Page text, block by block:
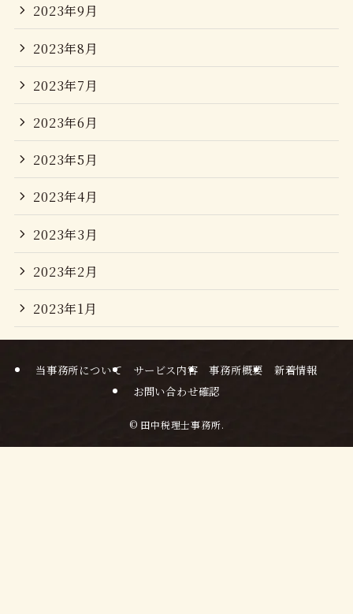
2023年9月
2023年8月
2023年7月
2023年6月
2023年5月
2023年4月
2023年3月
2023年2月
2023年1月
当事務所について サービス内容 事務所概要
新着情報
お問い合わせ確認
© 田中税理士事務所.